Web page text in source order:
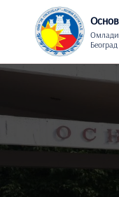
Београд